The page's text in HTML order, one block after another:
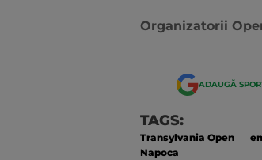
Organizatorii
ADAUGĂ
TAGS:
Transylvania Open
Napoca